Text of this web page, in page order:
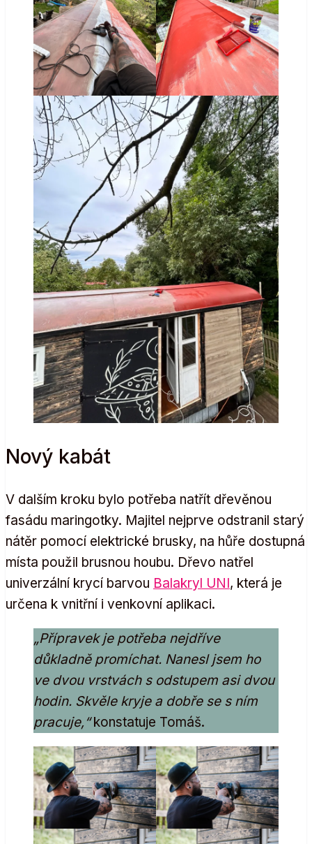
Nový kabát
V dalším kroku bylo potřeba natřít dřevěnou
fasádu maringotky. Majitel nejprve odstranil starý
nátěr pomocí elektrické brusky, na hůře dostupná
místa použil brusnou houbu. Dřevo natřel
univerzální krycí barvou Balakryl UNI, která je
určena k vnitřní i venkovní aplikaci.
„Přípravek je potřeba nejdříve
důkladně promíchat. Nanesl jsem ho
ve dvou vrstvách s odstupem asi dvou
hodin. Skvěle kryje a dobře se s ním
pracuje,“konstatuje Tomáš.